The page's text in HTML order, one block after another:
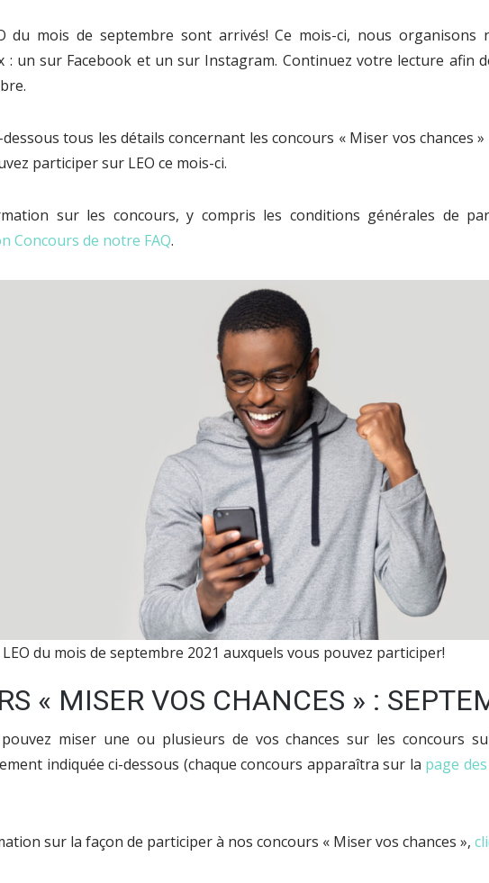
du mois de septembre sont arrivés! Ce mois-ci, nous organisons
: un sur Facebook et un sur Instagram. Continuez votre lecture afin
tous les détails concernant les concours « Miser vos chances
participer sur LEO ce mois-ci.
sur les concours, y compris les conditions générales de
Concours de notre FAQ.
du mois de septembre 2021 auxquels vous pouvez participer!
« MISER VOS CHANCES » :
miser une ou plusieurs de vos chances sur les concours
indiquée ci-dessous (chaque concours apparaîtra sur la page
sur la façon de participer à nos concours « Miser vos chances »,